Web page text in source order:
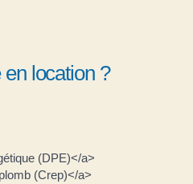
location ?
(DPE)</a>
(Crep)</a>